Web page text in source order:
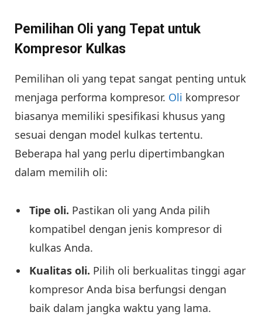
Pemilihan Oli yang Tepat untuk
Kompresor Kulkas
Pemilihan oli yang tepat sangat penting untuk
menjaga performa kompresor. Oli kompresor
biasanya memiliki spesifikasi khusus yang
sesuai dengan model kulkas tertentu.
Beberapa hal yang perlu dipertimbangkan
dalam memilih oli:
Tipe oli. Pastikan oli yang Anda pilih
kompatibel dengan jenis kompresor di
kulkas Anda.
Kualitas oli. Pilih oli berkualitas tinggi agar
kompresor Anda bisa berfungsi dengan
baik dalam jangka waktu yang lama.